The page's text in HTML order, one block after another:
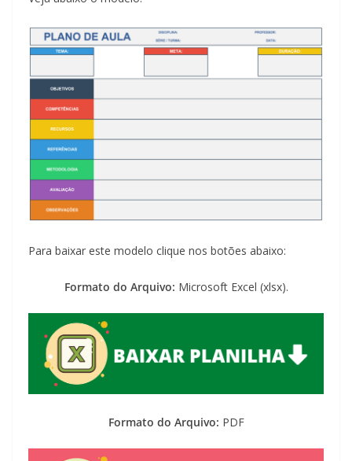
Para baixar este modelo clique nos botões abaixo:
Formato do Arquivo: Microsoft Excel (xlsx).
Formato do Arquivo: PDF